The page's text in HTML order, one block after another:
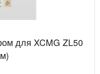
для XCMG ZL50